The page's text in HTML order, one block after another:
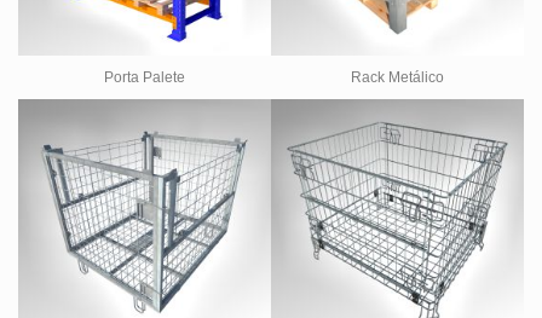
Porta Palete Rack Metálico